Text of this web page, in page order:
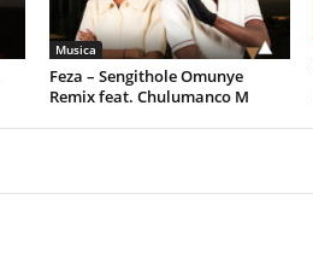
Musica
Feza – Sengithole Omunye
Remix feat. Chulumanco M